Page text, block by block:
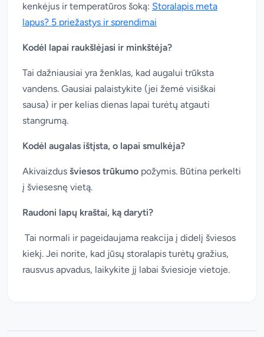
kenkėjus ir temperatūros šoką: Storalapis meta
lapus? 5 priežastys ir sprendimai
Kodėl lapai raukšlėjasi ir minkštėja?
Tai dažniausiai yra ženklas, kad augalui trūksta
vandens. Gausiai palaistykite (jei žemė visiškai
sausa) ir per kelias dienas lapai turėtų atgauti
stangrumą.
Kodėl augalas ištįsta, o lapai smulkėja?
Akivaizdus šviesos trūkumo požymis. Būtina perkelti
į šviesesnę vietą.
Raudoni lapų kraštai, ką daryti?
Tai normali ir pageidaujama reakcija į didelį šviesos
kiekį. Jei norite, kad jūsų storalapis turėtų gražius,
rausvus apvadus, laikykite jį labai šviesioje vietoje.